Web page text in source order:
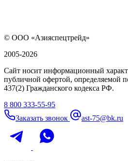
© ООО «Азияспецтрейд»
2005-2026
Сайт носит информационный
публичной офертой, определяемой
437(2) Гражданского кодекса РФ.
8 800 333-55-95
Заказать звонок
ast-75@bk.ru